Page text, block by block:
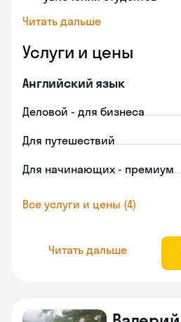
Читать дальше
Услуги и цены
Английский язык
Деловой - для бизнеса
Для путешествий
Для начинающих - премиум
Все услуги и цены (4)
Читать дальше